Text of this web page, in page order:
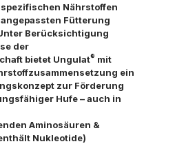
Nährstoffen
Fütterung
Berücksichtigung
der
bietet Ungulat® mit
ein
zur Förderung
Hufe – auch in
Aminosäuren &
Nukleotide)